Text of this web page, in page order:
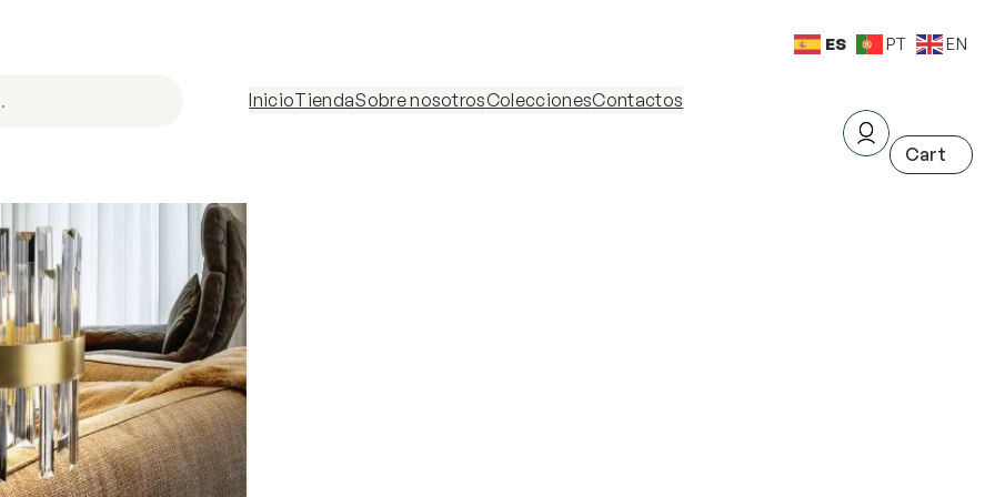
InicioTiendaSobre nosotrosColeccionesContactos
ES PT EN